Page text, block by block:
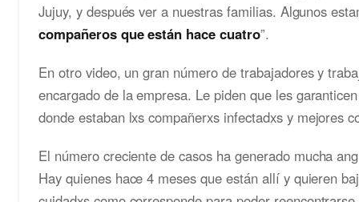
Jujuy, y después ver a nuestras familias. Algunos
compañeros que están hace cuatro”.
En otro video, un gran número de trabajadores y
encargado de la empresa. Le piden que les
donde estaban lxs compañerxs infectadxs y mejores
El número creciente de casos ha generado mucha
Hay quienes hace 4 meses que están allí y quieren